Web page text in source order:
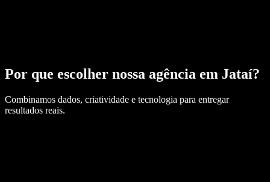
Por que escolher nossa agência em Jataí?
Combinamos dados, criatividade e tecnologia para entregar
resultados reais.